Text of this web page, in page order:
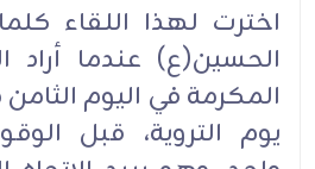
اخترت لهذا اللقاء
الحسين(ع) عندما
المكرمة في اليوم
يوم التروية، قبل